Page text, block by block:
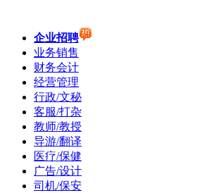
企业招聘
业务销售
财务会计
经营管理
行政/文秘
客服/打杂
教师/教授
导游/翻译
医疗/保健
广告/设计
司机/保安